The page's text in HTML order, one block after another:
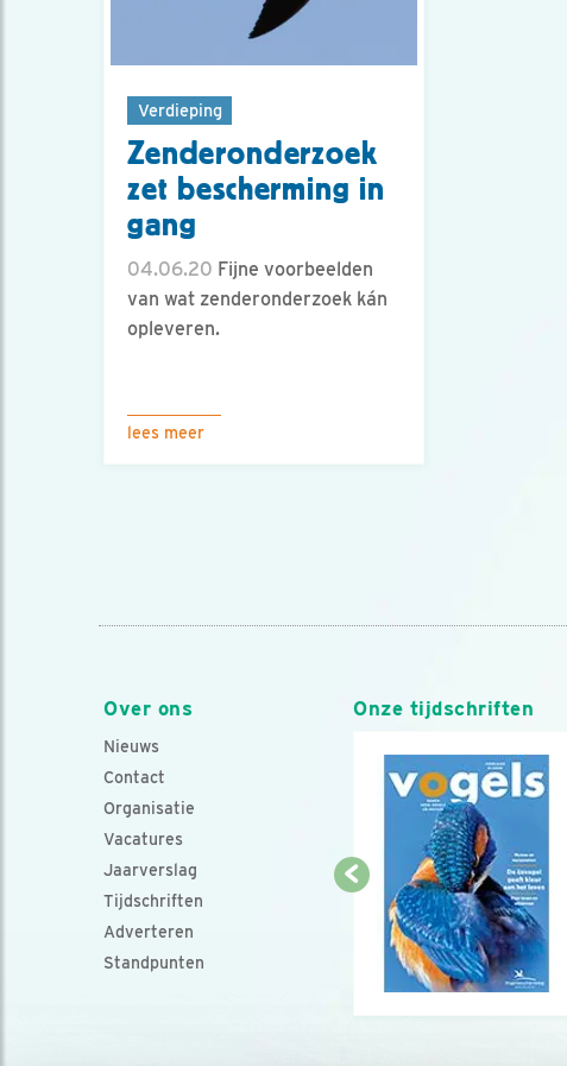
Verdieping
Zenderonderzoek
zet bescherming in
gang
04.06.20 Fijne voorbeelden
van wat zenderonderzoek kán
opleveren.
lees meer
Over ons
Nieuws
Contact
Organisatie
Vacatures
Jaarverslag
Tijdschriften
Adverteren
Standpunten
Onze tijdschriften